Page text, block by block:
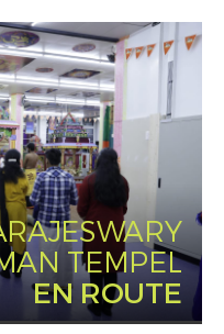
route PERCORSI
enroute INFO
TEMPEL
EN ROUTE